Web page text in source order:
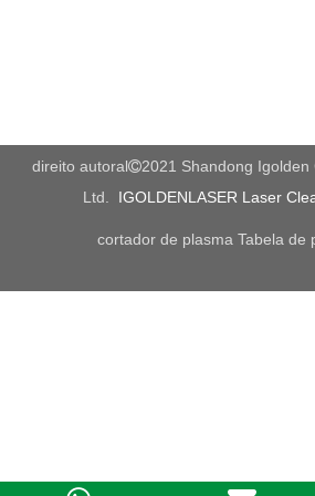
direito autoral2021 Shandong Igolden
Ltd. IGOLDENLASER Laser
cortador de plasma Tabela de